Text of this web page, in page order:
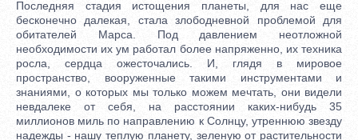
Последняя стадия истощения планеты, для нас еще
бесконечно далекая, стала злободневной проблемой для
обитателей Марса. Под давлением неотложной
необходимости их ум работал более напряженно, их техника
росла, сердца ожесточались. И, глядя в мировое
пространство, вооруженные такими инструментами и
знаниями, о которых мы только можем мечтать, они видели
невдалеке от себя, на расстоянии каких-нибудь 35
миллионов миль по направлению к Солнцу, утреннюю звезду
надежды - нашу теплую планету, зеленую от растительности